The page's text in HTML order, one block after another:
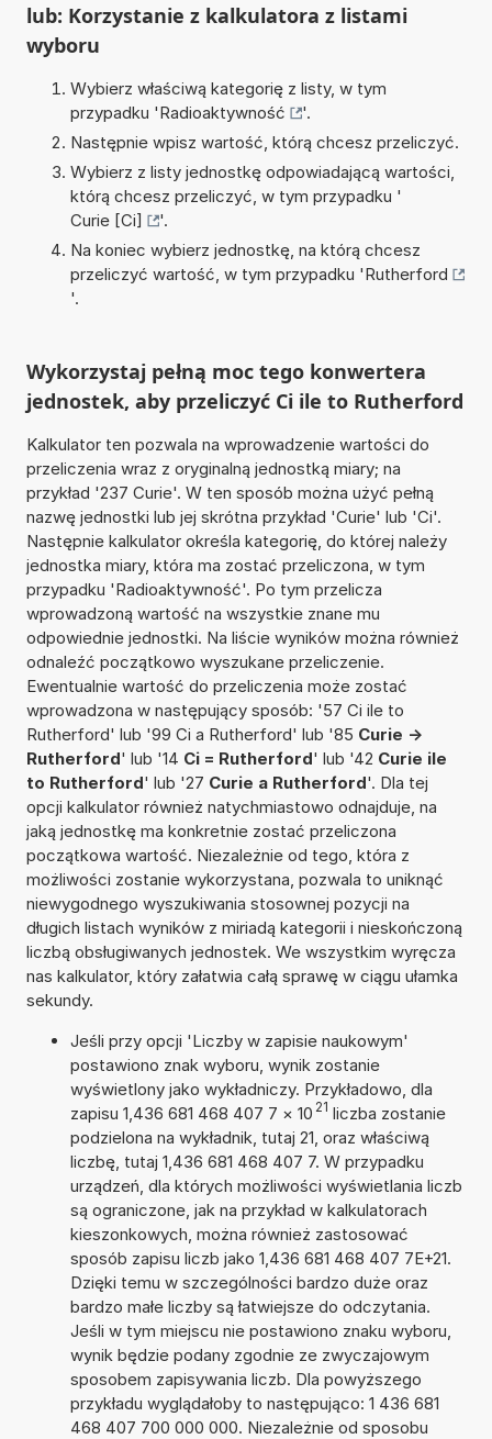
lub: Korzystanie z kalkulatora z listami
wyboru
Wybierz właściwą kategorię z listy, w tym
przypadku 'Radioaktywność
'.
Następnie wpisz wartość, którą chcesz przeliczyć.
Wybierz z listy jednostkę odpowiadającą wartości,
którą chcesz przeliczyć, w tym przypadku '
Curie [Ci]
'.
Na koniec wybierz jednostkę, na którą chcesz
przeliczyć wartość, w tym przypadku 'Rutherford
'.
Wykorzystaj pełną moc tego konwertera
jednostek, aby przeliczyć Ci ile to Rutherford
Kalkulator ten pozwala na wprowadzenie wartości do
przeliczenia wraz z oryginalną jednostką miary; na
przykład '237 Curie'. W ten sposób można użyć pełną
nazwę jednostki lub jej skrótna przykład 'Curie' lub 'Ci'.
Następnie kalkulator określa kategorię, do której należy
jednostka miary, która ma zostać przeliczona, w tym
przypadku 'Radioaktywność'. Po tym przelicza
wprowadzoną wartość na wszystkie znane mu
odpowiednie jednostki. Na liście wyników można również
odnaleźć początkowo wyszukane przeliczenie.
Ewentualnie wartość do przeliczenia może zostać
wprowadzona w następujący sposób: '57 Ci ile to
Rutherford' lub '99 Ci a Rutherford' lub '85 Curie ->
Rutherford' lub '14 Ci = Rutherford' lub '42 Curie ile
to Rutherford' lub '27 Curie a Rutherford'. Dla tej
opcji kalkulator również natychmiastowo odnajduje, na
jaką jednostkę ma konkretnie zostać przeliczona
początkowa wartość. Niezależnie od tego, która z
możliwości zostanie wykorzystana, pozwala to uniknąć
niewygodnego wyszukiwania stosownej pozycji na
długich listach wyników z miriadą kategorii i nieskończoną
liczbą obsługiwanych jednostek. We wszystkim wyręcza
nas kalkulator, który załatwia całą sprawę w ciągu ułamka
sekundy.
Jeśli przy opcji 'Liczby w zapisie naukowym'
postawiono znak wyboru, wynik zostanie
wyświetlony jako wykładniczy. Przykładowo, dla
zapisu 1,436 681 468 407 7 × 10 21 liczba zostanie
podzielona na wykładnik, tutaj 21, oraz właściwą
liczbę, tutaj 1,436 681 468 407 7. W przypadku
urządzeń, dla których możliwości wyświetlania liczb
są ograniczone, jak na przykład w kalkulatorach
kieszonkowych, można również zastosować
sposób zapisu liczb jako 1,436 681 468 407 7E+21.
Dzięki temu w szczególności bardzo duże oraz
bardzo małe liczby są łatwiejsze do odczytania.
Jeśli w tym miejscu nie postawiono znaku wyboru,
wynik będzie podany zgodnie ze zwyczajowym
sposobem zapisywania liczb. Dla powyższego
przykładu wyglądałoby to następująco: 1 436 681
468 407 700 000 000. Niezależnie od sposobu